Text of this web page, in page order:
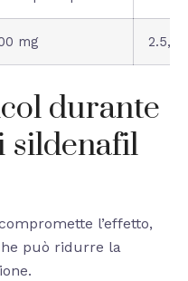
mg 2.5,
durante
sildenafil
l’effetto,
può ridurre la